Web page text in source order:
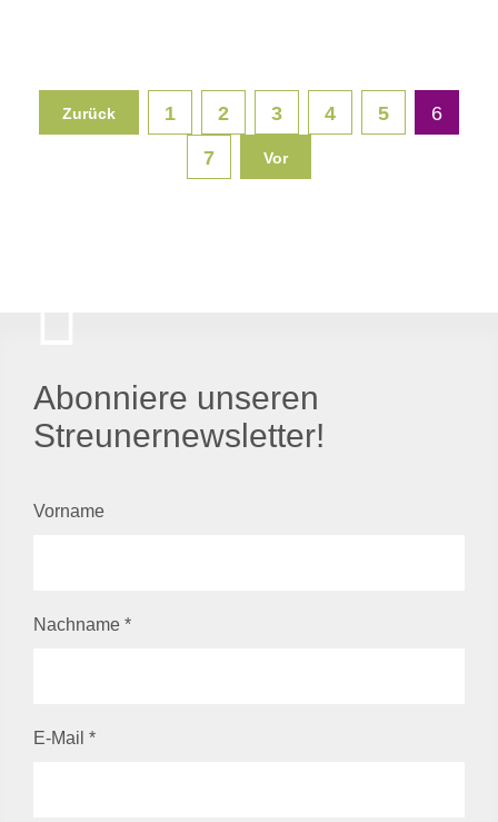
Zurück 1 2 3 4 5
6
7
Vor
Abonniere unseren
Streunernewsletter!
Vorname
Nachname *
E-Mail *